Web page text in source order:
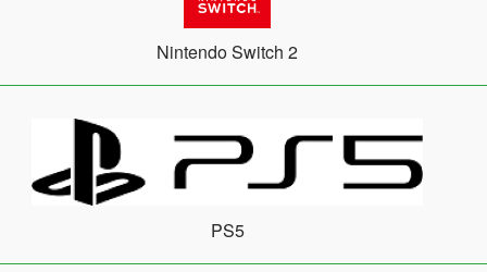
Nintendo Switch 2
PS5